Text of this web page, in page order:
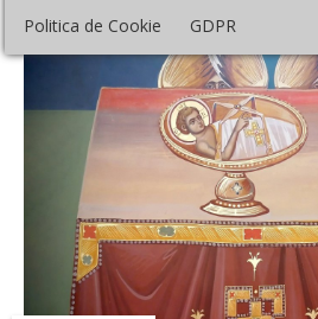
Politica de Cookie GDPR